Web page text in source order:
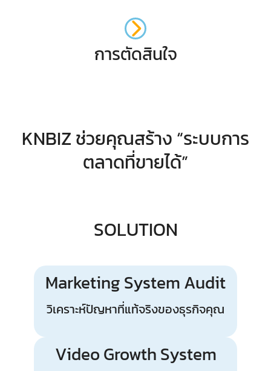
การตัดสินใจ
KNBIZ ช่วยคุณสร้าง “ระบบการ
ตลาดที่ขายได้”
SOLUTION
Marketing System Audit
วิเคราะห์ปัญหาที่แท้จริงของธุรกิจคุณ
Video Growth System